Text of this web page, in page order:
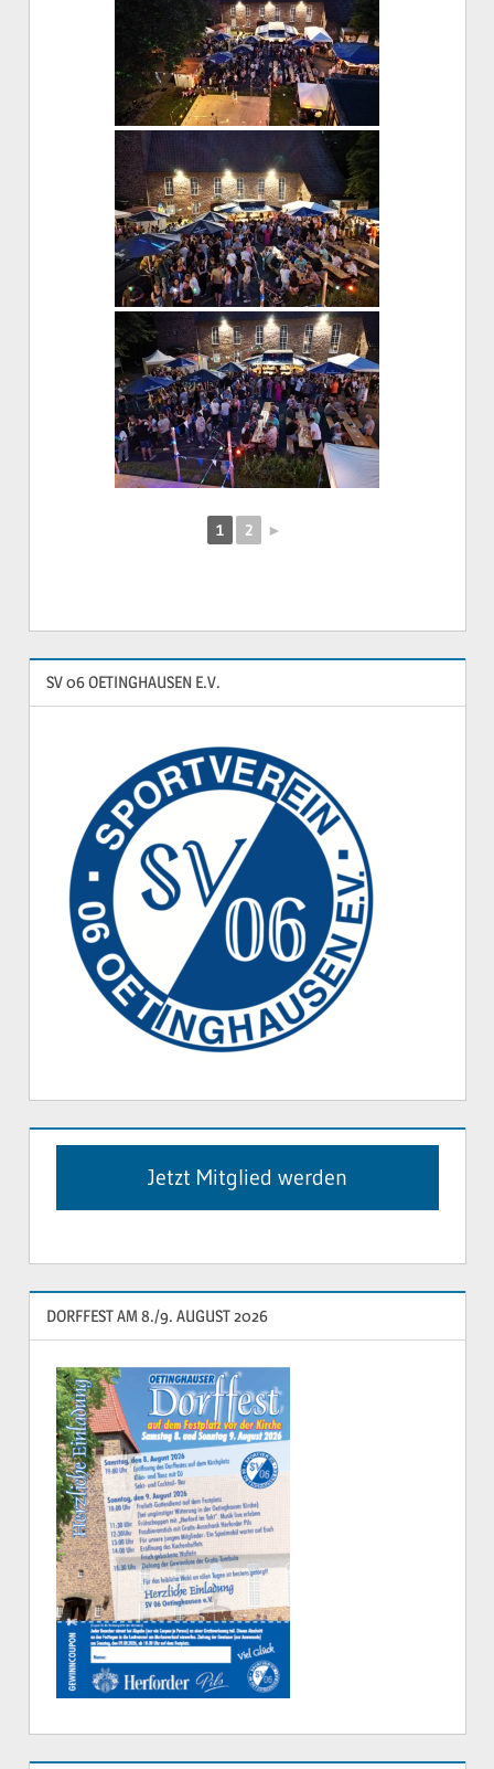
1 2 ►
SV 06 OETINGHAUSEN E.V.
Jetzt Mitglied werden
DORFFEST AM 8./9. AUGUST 2026